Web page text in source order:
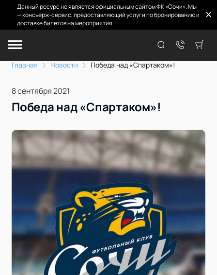
Данный ресурс не является официальным сайтом ФК «Сочи». Мы
— консьерж-сервис, предоставляющий услуги по бронированию и
доставке билетов на мероприятия.
Главная Новости Победа над «Спартаком»!
8 сентября 2021
Победа над «Спартаком»!